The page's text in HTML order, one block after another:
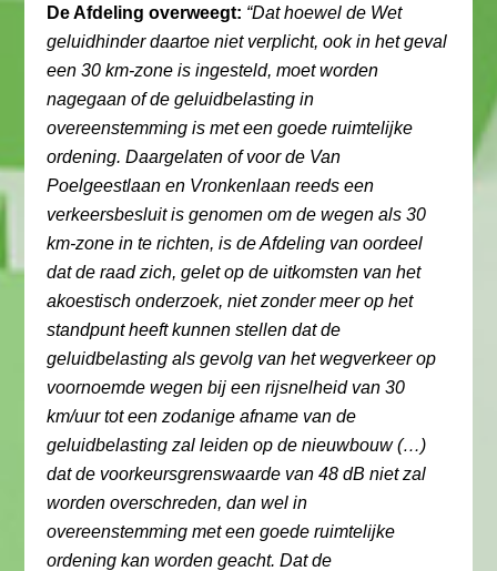
De Afdeling overweegt: “Dat hoewel de Wet
geluidhinder daartoe niet verplicht, ook in het geval
een 30 km-zone is ingesteld, moet worden
nagegaan of de geluidbelasting in
overeenstemming is met een goede ruimtelijke
ordening. Daargelaten of voor de Van
Poelgeestlaan en Vronkenlaan reeds een
verkeersbesluit is genomen om de wegen als 30
km-zone in te richten, is de Afdeling van oordeel
dat de raad zich, gelet op de uitkomsten van het
akoestisch onderzoek, niet zonder meer op het
standpunt heeft kunnen stellen dat de
geluidbelasting als gevolg van het wegverkeer op
voornoemde wegen bij een rijsnelheid van 30
km/uur tot een zodanige afname van de
geluidbelasting zal leiden op de nieuwbouw (…)
dat de voorkeursgrenswaarde van 48 dB niet zal
worden overschreden, dan wel in
overeenstemming met een goede ruimtelijke
ordening kan worden geacht. Dat de